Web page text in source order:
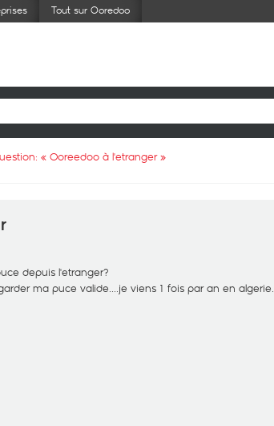
Tout sur Ooredoo
« Ooreedoo à l'etranger»
depuis l'etranger?
ma puce valide....je viens 1 fois par an en algerie.